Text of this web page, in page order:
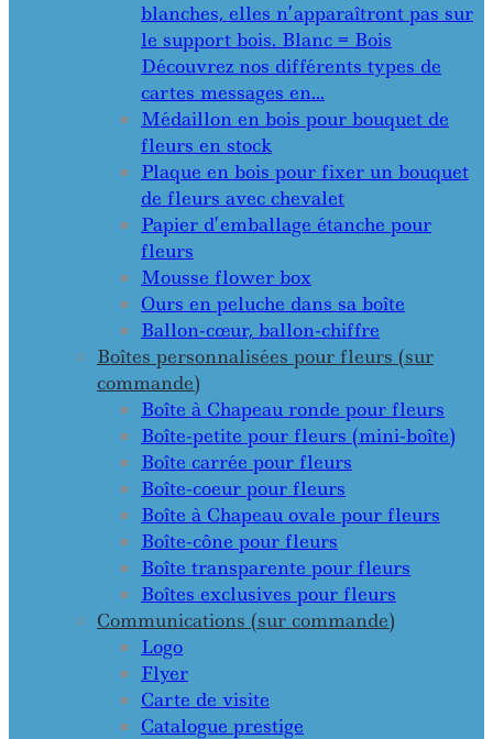
blanches, elles n’apparaîtront pas sur
le support bois. Blanc = Bois
Découvrez nos différents types de
cartes messages en…
Médaillon en bois pour bouquet de
fleurs en stock
Plaque en bois pour fixer un bouquet
de fleurs avec chevalet
Papier d’emballage étanche pour
fleurs
Mousse flower box
Ours en peluche dans sa boîte
Ballon-cœur, ballon-chiffre
Boîtes personnalisées pour fleurs (sur
commande)
Boîte à Chapeau ronde pour fleurs
Boîte-petite pour fleurs (mini-boîte)
Boîte carrée pour fleurs
Boîte-coeur pour fleurs
Boîte à Chapeau ovale pour fleurs
Boîte-cône pour fleurs
Boîte transparente pour fleurs
Boîtes exclusives pour fleurs
Communications (sur commande)
Logo
Flyer
Carte de visite
Catalogue prestige